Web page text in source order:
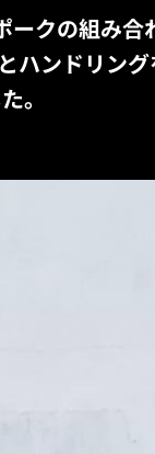
クの組み合
ンドリング
。